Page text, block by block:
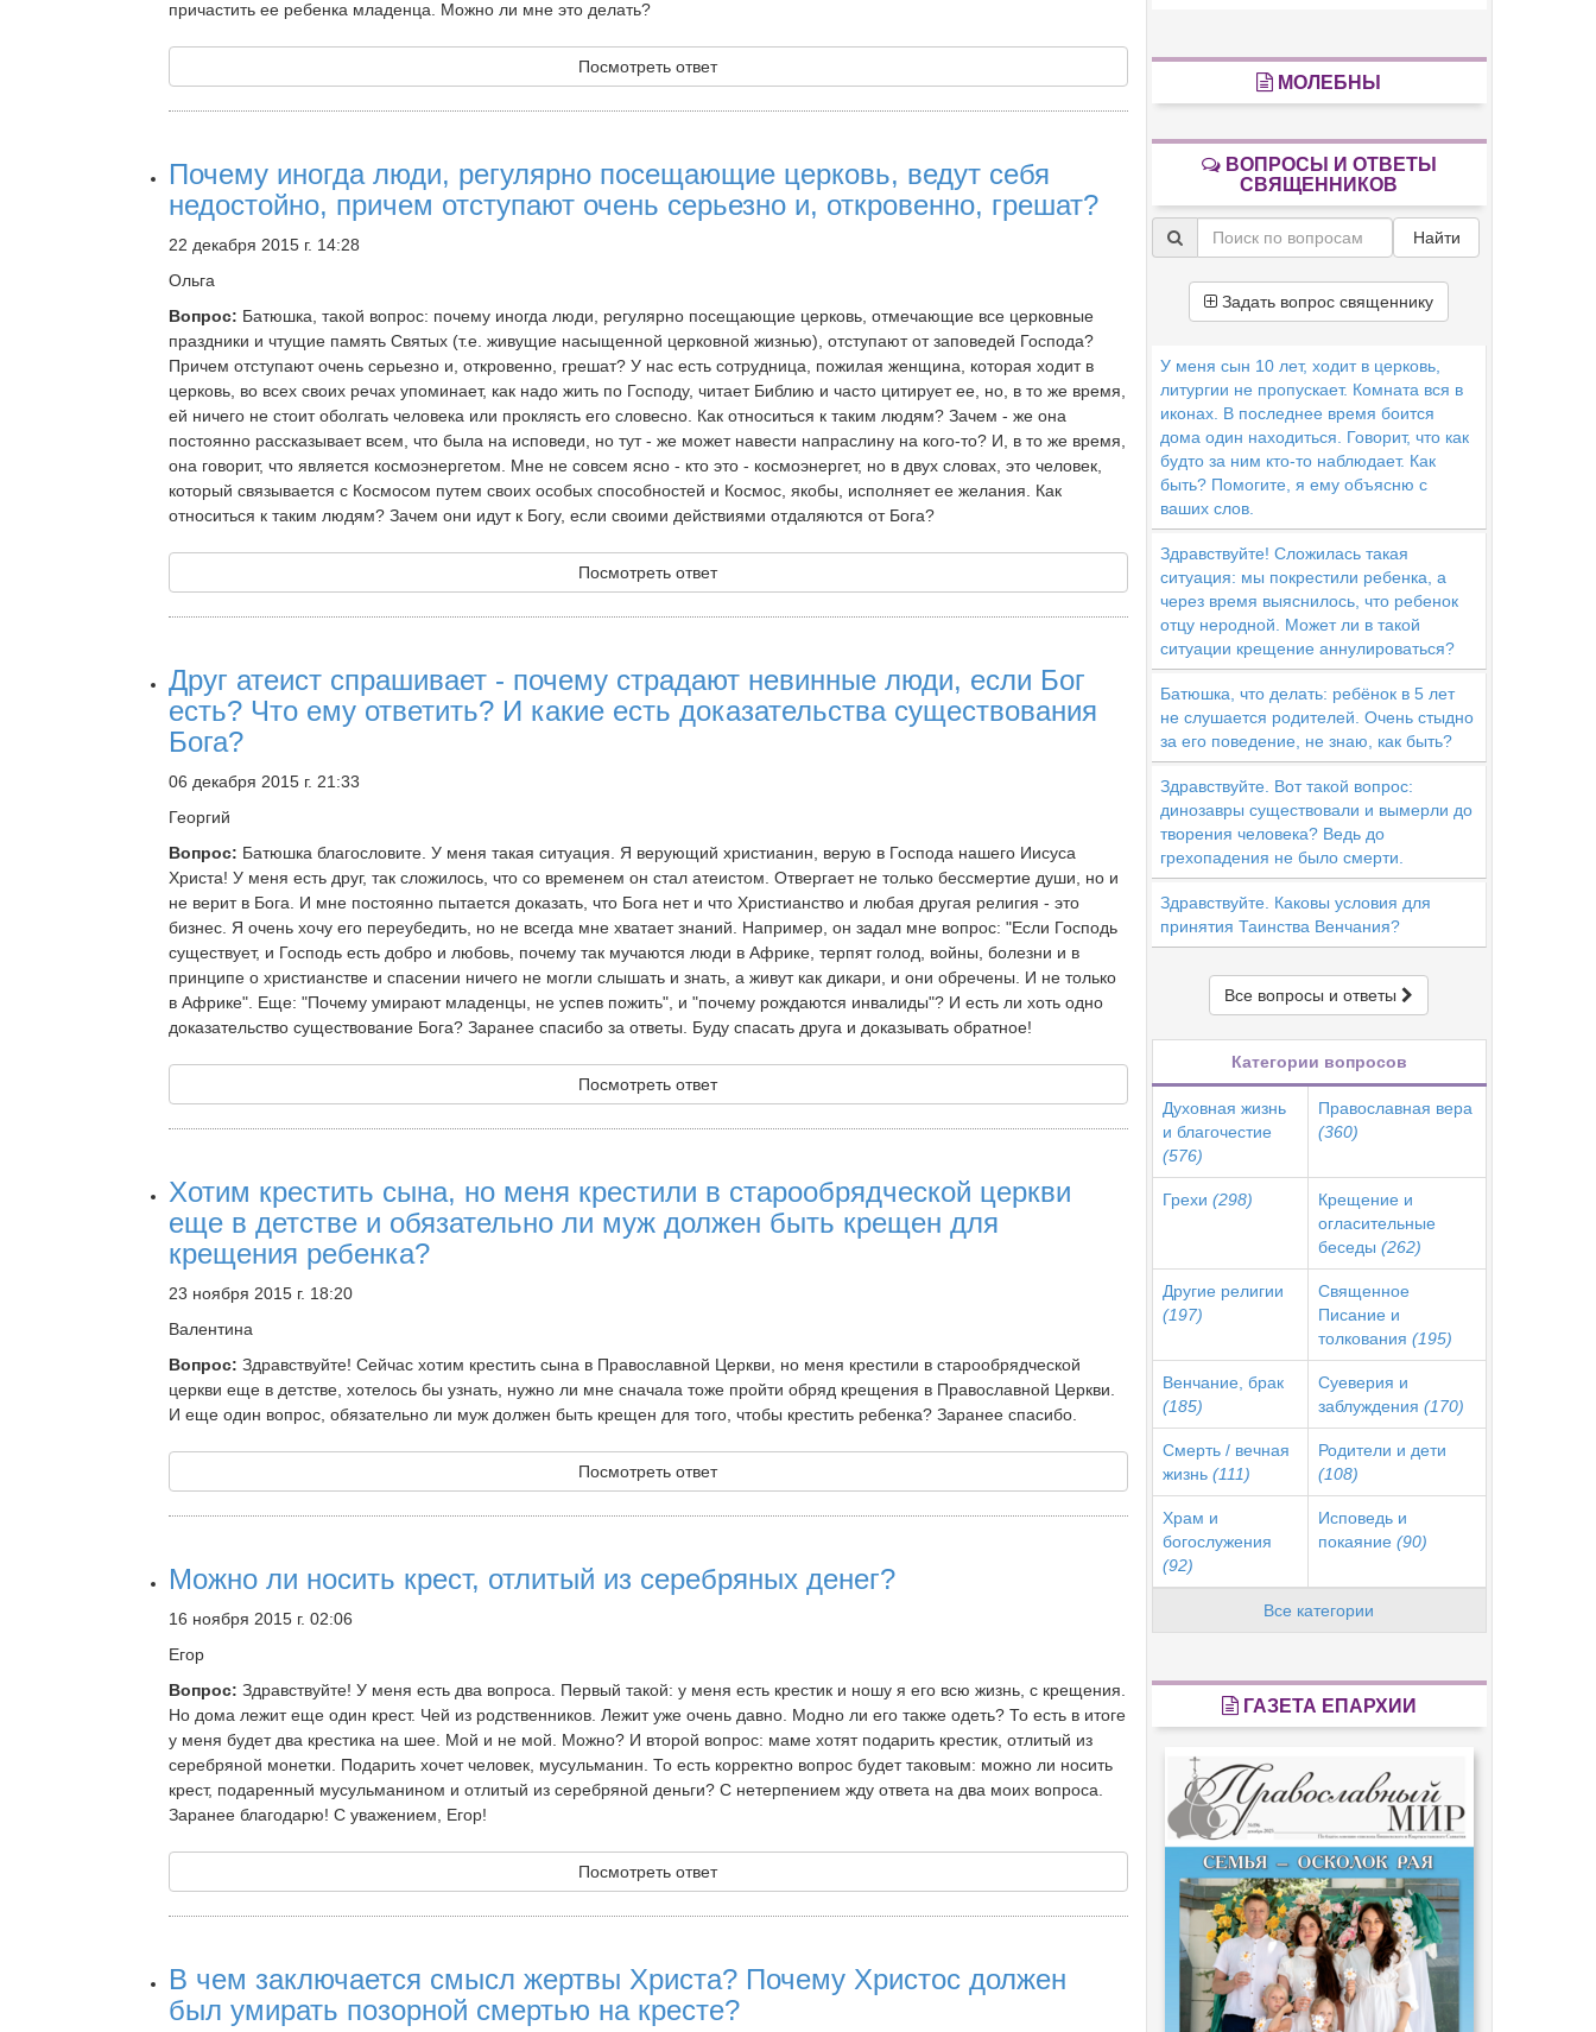
причастить ее ребенка младенца. Можно ли мне это делать?
Посмотреть ответ
Почему иногда люди, регулярно посещающие церковь, ведут себя
недостойно, причем отступают очень серьезно и, откровенно, грешат?
22 декабря 2015 г. 14:28
Ольга
Вопрос: Батюшка, такой вопрос: почему иногда люди, регулярно посещающие церковь, отмечающие все церковные
праздники и чтущие память Святых (т.е. живущие насыщенной церковной жизнью), отступают от заповедей Господа?
Причем отступают очень серьезно и, откровенно, грешат? У нас есть сотрудница, пожилая женщина, которая ходит в
церковь, во всех своих речах упоминает, как надо жить по Господу, читает Библию и часто цитирует ее, но, в то же время,
ей ничего не стоит оболгать человека или проклясть его словесно. Как относиться к таким людям? Зачем - же она
постоянно рассказывает всем, что была на исповеди, но тут - же может навести напраслину на кого-то? И, в то же время,
она говорит, что является космоэнергетом. Мне не совсем ясно - кто это - космоэнергет, но в двух словах, это человек,
который связывается с Космосом путем своих особых способностей и Космос, якобы, исполняет ее желания. Как
относиться к таким людям? Зачем они идут к Богу, если своими действиями отдаляются от Бога?
Посмотреть ответ
Друг атеист спрашивает - почему страдают невинные люди, если Бог
есть? Что ему ответить? И какие есть доказательства существования
Бога?
06 декабря 2015 г. 21:33
Георгий
Вопрос: Батюшка благословите. У меня такая ситуация. Я верующий христианин, верую в Господа нашего Иисуса
Христа! У меня есть друг, так сложилось, что со временем он стал атеистом. Отвергает не только бессмертие души, но и
не верит в Бога. И мне постоянно пытается доказать, что Бога нет и что Христианство и любая другая религия - это
бизнес. Я очень хочу его переубедить, но не всегда мне хватает знаний. Например, он задал мне вопрос: "Если Господь
существует, и Господь есть добро и любовь, почему так мучаются люди в Африке, терпят голод, войны, болезни и в
принципе о христианстве и спасении ничего не могли слышать и знать, а живут как дикари, и они обречены. И не только
в Африке". Еще: "Почему умирают младенцы, не успев пожить", и "почему рождаются инвалиды"? И есть ли хоть одно
доказательство существование Бога? Заранее спасибо за ответы. Буду спасать друга и доказывать обратное!
Посмотреть ответ
Хотим крестить сына, но меня крестили в старообрядческой церкви
еще в детстве и обязательно ли муж должен быть крещен для
крещения ребенка?
23 ноября 2015 г. 18:20
Валентина
Вопрос: Здравствуйте! Сейчас хотим крестить сына в Православной Церкви, но меня крестили в старообрядческой
церкви еще в детстве, хотелось бы узнать, нужно ли мне сначала тоже пройти обряд крещения в Православной Церкви.
И еще один вопрос, обязательно ли муж должен быть крещен для того, чтобы крестить ребенка? Заранее спасибо.
Посмотреть ответ
Можно ли носить крест, отлитый из серебряных денег?
16 ноября 2015 г. 02:06
Егор
Вопрос: Здравствуйте! У меня есть два вопроса. Первый такой: у меня есть крестик и ношу я его всю жизнь, с крещения.
Но дома лежит еще один крест. Чей из родственников. Лежит уже очень давно. Модно ли его также одеть? То есть в итоге
у меня будет два крестика на шее. Мой и не мой. Можно? И второй вопрос: маме хотят подарить крестик, отлитый из
серебряной монетки. Подарить хочет человек, мусульманин. То есть корректно вопрос будет таковым: можно ли носить
крест, подаренный мусульманином и отлитый из серебряной деньги? С нетерпением жду ответа на два моих вопроса.
Заранее благодарю! С уважением, Егор!
Посмотреть ответ
В чем заключается смысл жертвы Христа? Почему Христос должен
был умирать позорной смертью на кресте?
МОЛЕБНЫ
ВОПРОСЫ И ОТВЕТЫ
СВЯЩЕННИКОВ
Найти
Задать вопрос священнику
У меня сын 10 лет, ходит в церковь,
литургии не пропускает. Комната вся в
иконах. В последнее время боится
дома один находиться. Говорит, что как
будто за ним кто-то наблюдает. Как
быть? Помогите, я ему объясню с
ваших слов.
Здравствуйте! Сложилась такая
ситуация: мы покрестили ребенка, а
через время выяснилось, что ребенок
отцу неродной. Может ли в такой
ситуации крещение аннулироваться?
Батюшка, что делать: ребёнок в 5 лет
не слушается родителей. Очень стыдно
за его поведение, не знаю, как быть?
Здравствуйте. Вот такой вопрос:
динозавры существовали и вымерли до
творения человека? Ведь до
грехопадения не было смерти.
Здравствуйте. Каковы условия для
принятия Таинства Венчания?
Все вопросы и ответы
Категории вопросов
Духовная жизнь
и благочестие
(576)
Православная вера
(360)
Грехи (298)
Крещение и
огласительные
беседы (262)
Другие религии
(197)
Священное
Писание и
толкования (195)
Венчание, брак
(185)
Суеверия и
заблуждения (170)
Смерть / вечная
жизнь (111)
Родители и дети
(108)
Храм и
богослужения
(92)
Исповедь и
покаяние (90)
Все категории
ГАЗЕТА ЕПАРХИИ